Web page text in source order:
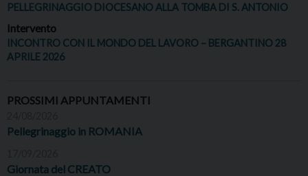
PELLEGRINAGGIO DIOCESANO ALLA TOMBA DI S. ANTONIO
Intervento
INCONTRO CON IL MONDO DEL LAVORO – BERGANTINO 28
APRILE 2026
PROSSIMI APPUNTAMENTI
Pellegrinaggio in ROMANIA
Giornata del CREATO